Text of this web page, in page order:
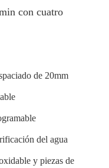
con cuatro
de 20mm
del agua
y piezas de